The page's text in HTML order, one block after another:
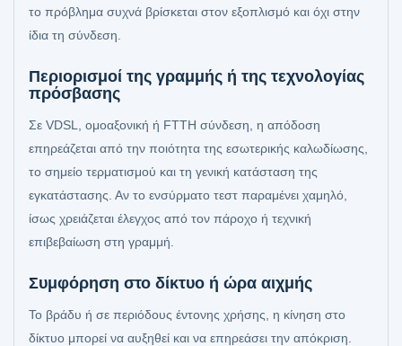
το πρόβλημα συχνά βρίσκεται στον εξοπλισμό και όχι στην
ίδια τη σύνδεση.
Περιορισμοί της γραμμής ή της τεχνολογίας
πρόσβασης
Σε VDSL, ομοαξονική ή FTTH σύνδεση, η απόδοση
επηρεάζεται από την ποιότητα της εσωτερικής καλωδίωσης,
το σημείο τερματισμού και τη γενική κατάσταση της
εγκατάστασης. Αν το ενσύρματο τεστ παραμένει χαμηλό,
ίσως χρειάζεται έλεγχος από τον πάροχο ή τεχνική
επιβεβαίωση στη γραμμή.
Συμφόρηση στο δίκτυο ή ώρα αιχμής
Το βράδυ ή σε περιόδους έντονης χρήσης, η κίνηση στο
δίκτυο μπορεί να αυξηθεί και να επηρεάσει την απόκριση.